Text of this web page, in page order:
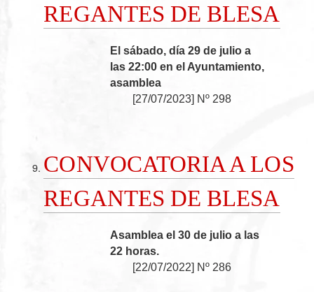
REGANTES DE BLESA
El sábado, día 29 de julio a
las 22:00 en el Ayuntamiento,
asamblea
[27/07/2023] Nº 298
CONVOCATORIA A LOS
REGANTES DE BLESA
Asamblea el 30 de julio a las
22 horas.
[22/07/2022] Nº 286